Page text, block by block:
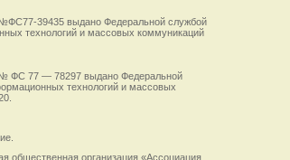
39435 выдано Федеральной службой
технологий и массовых коммуникаций
ФС 77 — 78297 выдано Федеральной
технологий и массовых
общественная организация «Ассоциация